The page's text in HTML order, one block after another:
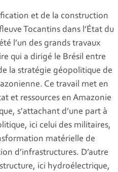
et de la construction
Tocantins dans l’État du
l’un des grands travaux
qui a dirigé le Brésil entre
la stratégie géopolitique de
Ce travail met en
et ressources en Amazonie
s'attachant d’une part à
ici celui des militaires,
matérielle de
d’infrastructures. D’autre
ici hydroélectrique,